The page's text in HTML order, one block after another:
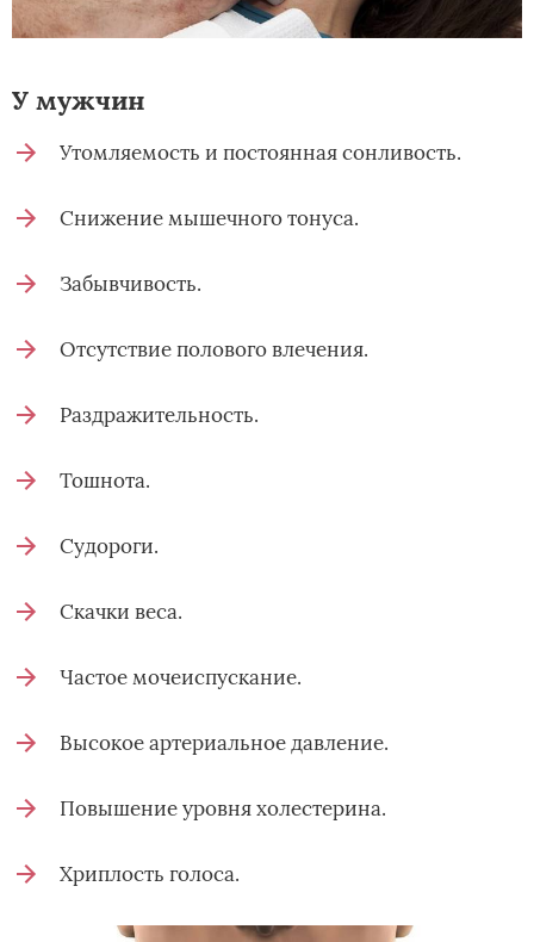
У мужчин
Утомляемость и постоянная сонливость.
Снижение мышечного тонуса.
Забывчивость.
Отсутствие полового влечения.
Раздражительность.
Тошнота.
Судороги.
Скачки веса.
Частое мочеиспускание.
Высокое артериальное давление.
Повышение уровня холестерина.
Хриплость голоса.